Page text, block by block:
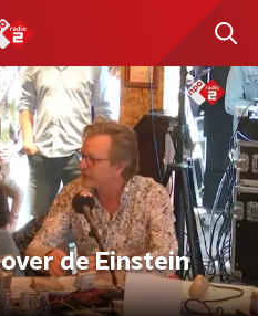
de Einstein